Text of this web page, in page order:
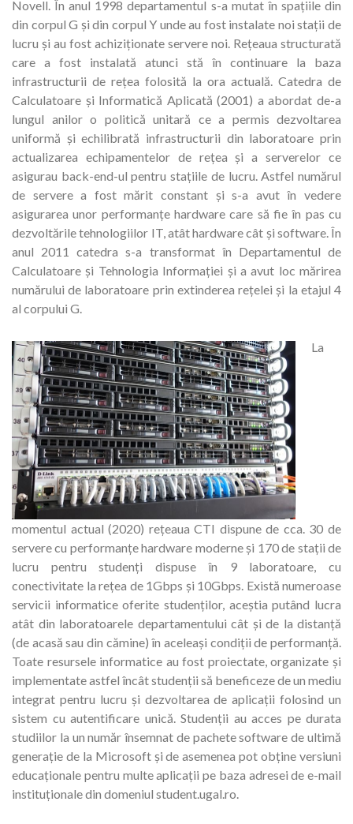
Novell. În anul 1998 departamentul s-a mutat în spațiile din
din corpul G și din corpul Y unde au fost instalate noi stații de
lucru și au fost achiziționate servere noi. Rețeaua structurată
care a fost instalată atunci stă în continuare la baza
infrastructurii de rețea folosită la ora actuală. Catedra de
Calculatoare și Informatică Aplicată (2001) a abordat de-a
lungul anilor o politică unitară ce a permis dezvoltarea
uniformă și echilibrată infrastructurii din laboratoare prin
actualizarea echipamentelor de rețea și a serverelor ce
asigurau back-end-ul pentru stațiile de lucru. Astfel numărul
de servere a fost mărit constant și s-a avut în vedere
asigurarea unor performanțe hardware care să fie în pas cu
dezvoltările tehnologiilor IT, atât hardware cât și software. În
anul 2011 catedra s-a transformat în Departamentul de
Calculatoare și Tehnologia Informației și a avut loc mărirea
numărului de laboratoare prin extinderea rețelei și la etajul 4
al corpului G.
La
momentul actual (2020) rețeaua CTI dispune de cca. 30 de
servere cu performanțe hardware moderne și 170 de stații de
lucru pentru studenți dispuse în 9 laboratoare, cu
conectivitate la rețea de 1Gbps și 10Gbps. Există numeroase
servicii informatice oferite studenților, aceștia putând lucra
atât din laboratoarele departamentului cât și de la distanță
(de acasă sau din cămine) în aceleași condiții de performanță.
Toate resursele informatice au fost proiectate, organizate și
implementate astfel încât studenții să beneficeze de un mediu
integrat pentru lucru și dezvoltarea de aplicații folosind un
sistem cu autentificare unică. Studenții au acces pe durata
studiilor la un număr însemnat de pachete software de ultimă
generație de la Microsoft și de asemenea pot obține versiuni
educaționale pentru multe aplicații pe baza adresei de e-mail
instituționale din domeniul student.ugal.ro.